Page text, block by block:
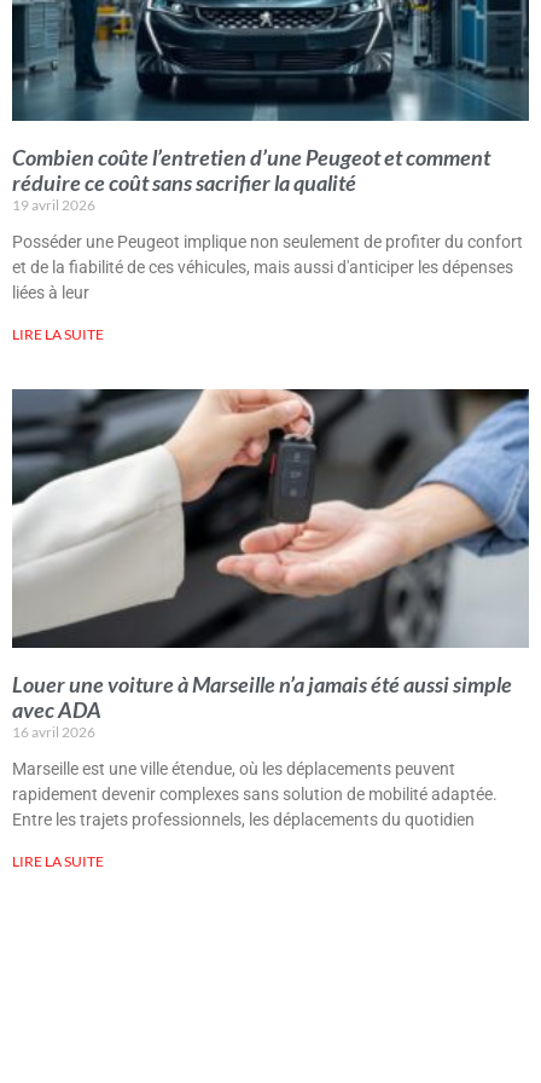
Combien coûte l’entretien d’une Peugeot et comment
réduire ce coût sans sacrifier la qualité
19 avril 2026
Posséder une Peugeot implique non seulement de profiter du confort
et de la fiabilité de ces véhicules, mais aussi d'anticiper les dépenses
liées à leur
LIRE LA SUITE
Louer une voiture à Marseille n’a jamais été aussi simple
avec ADA
16 avril 2026
Marseille est une ville étendue, où les déplacements peuvent
rapidement devenir complexes sans solution de mobilité adaptée.
Entre les trajets professionnels, les déplacements du quotidien
LIRE LA SUITE